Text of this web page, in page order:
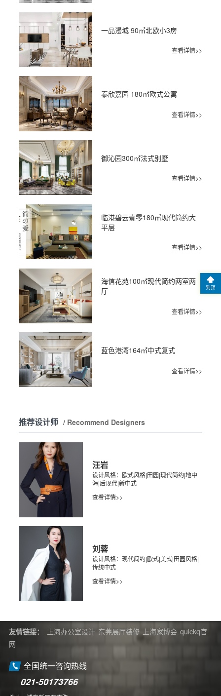
一品漫城 90㎡北欧小3房
查看详情>>
泰欣嘉园 180㎡欧式公寓
查看详情>>
御沁园300㎡法式别墅
查看详情>>
临港碧云壹零180㎡现代简约大
平层
查看详情>>
海信花苑100㎡现代简约两室两
厅
查看详情>>
蓝色港湾164㎡中式复式
查看详情>>
推荐设计师 / Recommend Designers
汪岩
设计风格：欧式风格|田园|现代简约|地中
海|后现代|新中式
查看详情>>
刘蓉
设计风格：现代简约|欧式|美式|田园风格|
传统中式
查看详情>>
友情链接： 上海办公室设计 东莞展厅装修 上海家博会 quickq官
网
全国统一咨询热线
021-50173766
到顶